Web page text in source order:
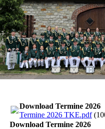
Download Termine 2026
Termine 2026 TKE.pdf
Download Termine 2026